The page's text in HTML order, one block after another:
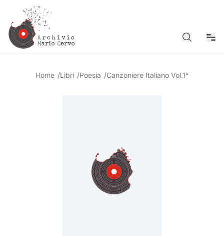
Cerca
Home /Libri /Poesia /Canzoniere Italiano Vol.1°